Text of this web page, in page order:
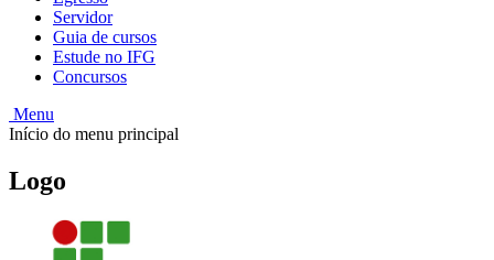
Servidor
Guia de cursos
Estude no IFG
Concursos
Menu
Início do menu principal
Logo